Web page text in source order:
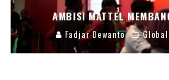
AMBISI MATTEL
Fadjar Dewanto Global